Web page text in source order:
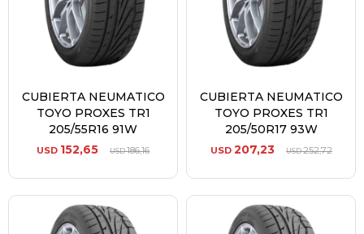
CUBIERTA NEUMATICO
TOYO PROXES TR1
205/55R16 91W
USD 152,65 USD186,16
CUBIERTA NEUMATICO
TOYO PROXES TR1
205/50R17 93W
USD 207,23 USD252,72